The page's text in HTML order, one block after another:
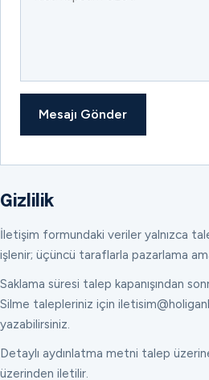
Mesajı Gönder
Gizlilik
İletişim formundaki veriler yalnızca
işlenir; üçüncü taraflarla pazarlama
Saklama süresi talep kapanışından
Silme talepleriniz için
yazabilirsiniz.
Detaylı aydınlatma metni talep
üzerinden iletilir.